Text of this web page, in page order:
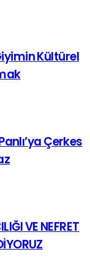
Kültürel
Çerkes
VE NEFRET